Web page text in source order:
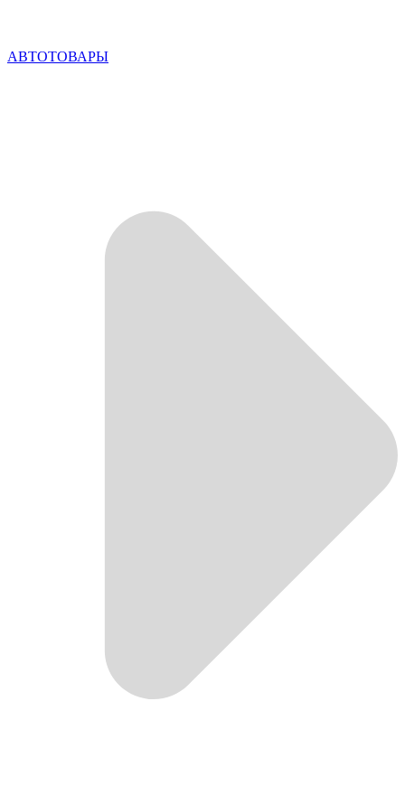
АВТОТОВАРЫ